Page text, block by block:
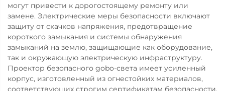
могут привести к дорогостоящему ремонту или
замене. Электрические меры безопасности включают
защиту от скачков напряжения, предотвращение
короткого замыкания и системы обнаружения
замыканий на землю, защищающие как оборудование,
так и окружающую электрическую инфраструктуру.
Проектор безопасного gobo-света имеет усиленный
корпус, изготовленный из огнестойких материалов,
соответствующих строгим сертификатам безопасности,